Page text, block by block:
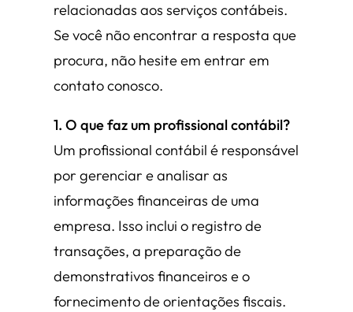
relacionadas aos serviços contábeis.
Se você não encontrar a resposta que
procura, não hesite em entrar em
contato conosco.
1. O que faz um profissional contábil?
Um profissional contábil é responsável
por gerenciar e analisar as
informações financeiras de uma
empresa. Isso inclui o registro de
transações, a preparação de
demonstrativos financeiros e o
fornecimento de orientações fiscais.